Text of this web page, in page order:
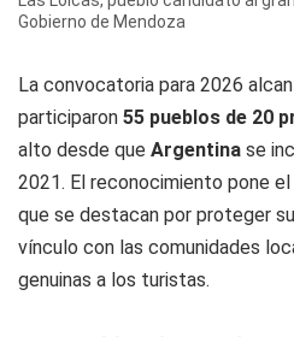
Gobierno de Mendoza
La convocatoria para 2026
participaron 55 pueblos de 20
alto desde que Argentina se
2021. El reconocimiento pone
que se destacan por proteger
vínculo con las comunidades
genuinas a los turistas.